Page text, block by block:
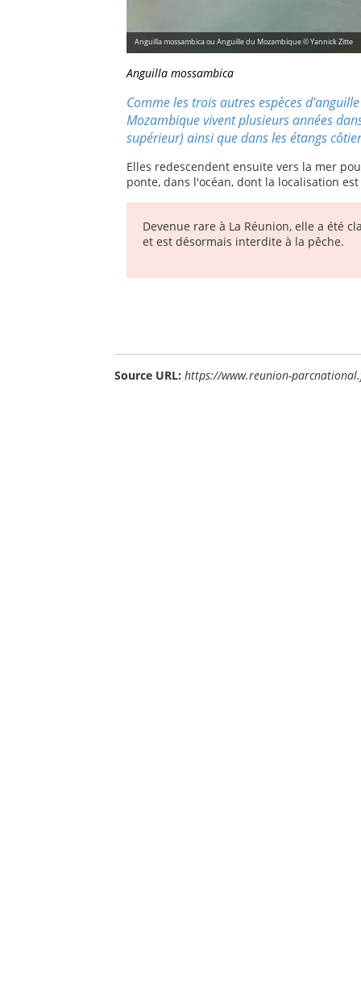
Anguilla mossambica ou Anguille du Mozambique © Yannick Zitte
Anguilla mossambica
Comme les trois autres espèces
Mozambique vivent plusieurs années
supérieur) ainsi que dans les étangs
Elles redescendent ensuite vers la mer
ponte, dans l'océan, dont la localisation
Devenue rare à La Réunion, elle a été
et est désormais interdite à la pêche.
Source URL: https://www.reunion-